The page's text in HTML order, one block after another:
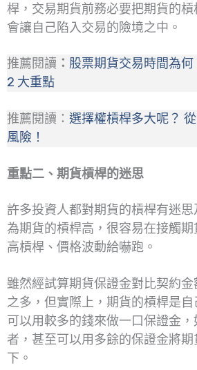
桿，交易期貨前務必要把期貨的
會讓自己陷入交易的險境之中。
推薦閱讀 ： 股票期貨交易時間為
2 大重點
推薦閱讀： 選擇權槓桿多大呢？
風險！
重點二、期貨槓桿的迷思
許多投資人都對期貨的槓桿有迷
為期貨的槓桿高，很容易在接觸
高槓桿、價格波動給嚇跑。
雖然經試算期貨保證金對比契約
之多，但實際上，期貨的槓桿是
可以用較多的錢來做一口保證金
者，甚至可以用多餘的保證金將期
下。